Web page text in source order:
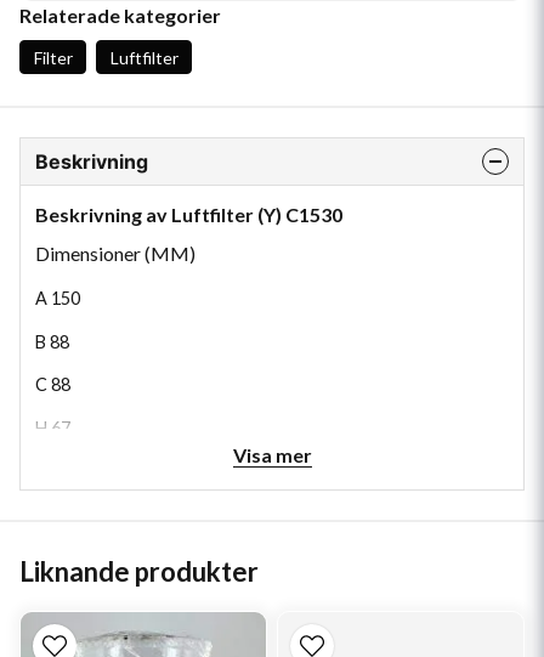
Relaterade kategorier
Filter Luftfilter
Beskrivning
Beskrivning av Luftfilter (Y) C1530
Dimensioner (MM)
A 150
B 88
C 88
H 67
Visa mer
Liknande produkter